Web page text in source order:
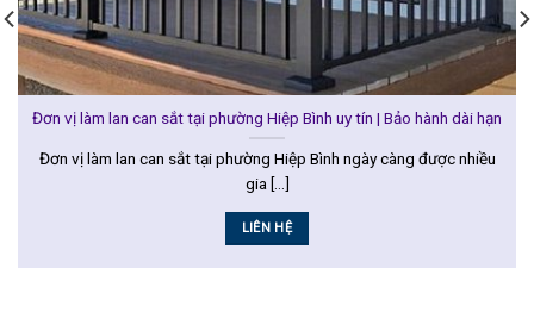
Đơn vị làm lan can sắt tại phường Hiệp Bình uy tín | Bảo hành dài hạn
Đơn vị làm lan can sắt tại phường Hiệp Bình ngày càng được nhiều
gia [...]
LIÊN HỆ